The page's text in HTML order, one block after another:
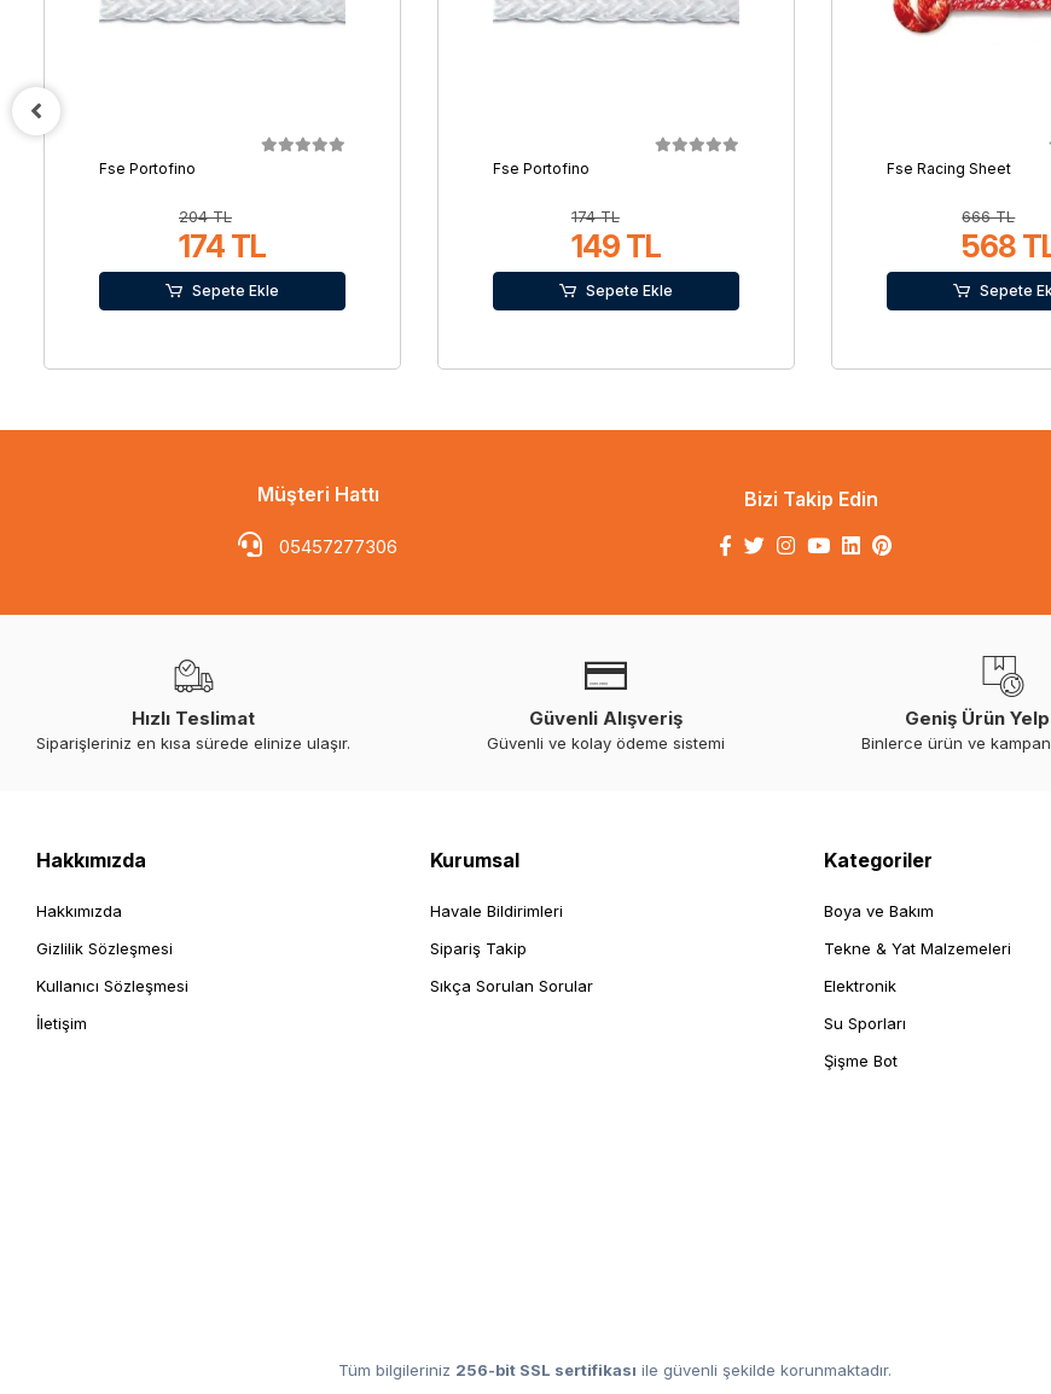
Fse Portofino
204 TL
174 TL
Sepete Ekle
Fse Portofino
174 TL
149 TL
Sepete Ekle
Fse Racing Sheet
666 TL
568
Sepete
Müşteri Hattı
05457277306
Bizi Takip Edin
Hızlı Teslimat
Siparişleriniz en kısa sürede elinize ulaşır.
Güvenli Alışveriş
Güvenli ve kolay ödeme sistemi
Geniş Ürün
Binlerce ürün ve
Hakkımızda
Hakkımızda
Gizlilik Sözleşmesi
Kullanıcı Sözleşmesi
İletişim
Kurumsal
Havale Bildirimleri
Sipariş Takip
Sıkça Sorulan Sorular
Kategoriler
Boya ve Bakım
Tekne & Yat Malzemeleri
Elektronik
Su Sporları
Şişme Bot
Tüm bilgileriniz 256-bit SSL sertifikası ile güvenli şekilde korunmaktadır.